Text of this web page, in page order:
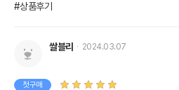
#상품후기
쌀블리 2024.03.07
첫구매